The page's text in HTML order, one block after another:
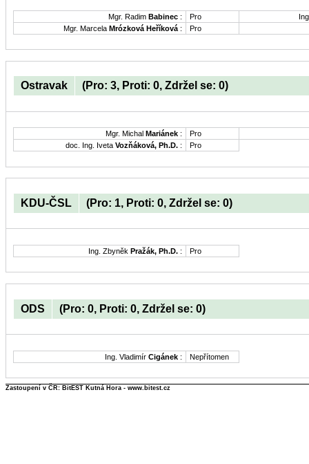
Mgr. Radim Babinec : Pro
Mgr. Marcela Mrózková Heříková : Pro
Ostravak (Pro: 3, Proti: 0, Zdržel se: 0)
Mgr. Michal Mariánek :
Pro
doc. Ing. Iveta Vozňáková, Ph.D. : Pro
KDU-ČSL (Pro: 1, Proti: 0, Zdržel se: 0)
Ing. Zbyněk Pražák, Ph.D. : Pro
ODS (Pro: 0, Proti: 0, Zdržel se: 0)
Ing. Vladimír Cigánek : Nepřítomen
Zastoupení v ČR: BitEST Kutná Hora - www.bitest.cz